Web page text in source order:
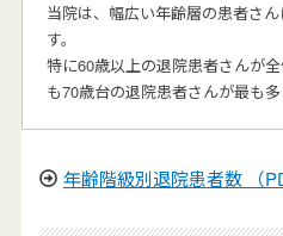
当院は、幅広い年齢層の患者さ
す。
特に60歳以上の退院患者さんが
も70歳台の退院患者さんが最も多
年齢階級別退院患者数 （